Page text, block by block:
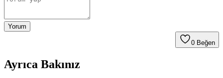
Yorum
0 Beğen
Ayrıca Bakınız